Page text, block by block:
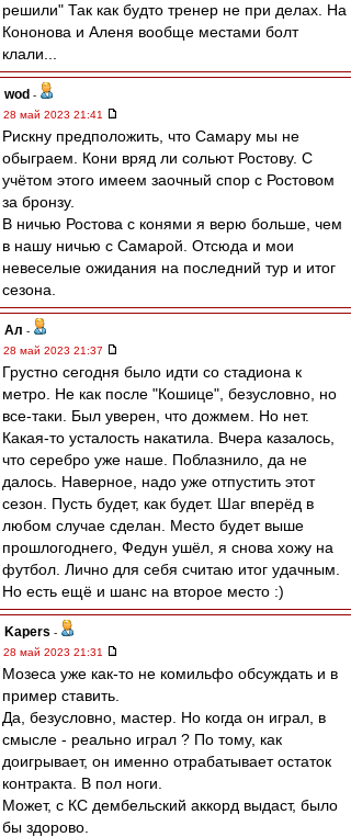
решили" Так как будто тренер не при делах. На
Кононова и Аленя вообще местами болт
клали...
wod -
28 май 2023 21:41
Рискну предположить, что Самару мы не
обыграем. Кони вряд ли сольют Ростову. С
учётом этого имеем заочный спор с Ростовом
за бронзу.
В ничью Ростова с конями я верю больше, чем
в нашу ничью с Самарой. Отсюда и мои
невеселые ожидания на последний тур и итог
сезона.
Ал -
28 май 2023 21:37
Грустно сегодня было идти со стадиона к
метро. Не как после "Кошице", безусловно, но
все-таки. Был уверен, что дожмем. Но нет.
Какая-то усталость накатила. Вчера казалось,
что серебро уже наше. Поблазнило, да не
далось. Наверное, надо уже отпустить этот
сезон. Пусть будет, как будет. Шаг вперёд в
любом случае сделан. Место будет выше
прошлогоднего, Федун ушёл, я снова хожу на
футбол. Лично для себя считаю итог удачным.
Но есть ещё и шанс на второе место :)
Kapers -
28 май 2023 21:31
Мозеса уже как-то не комильфо обсуждать и в
пример ставить.
Да, безусловно, мастер. Но когда он играл, в
смысле - реально играл ? По тому, как
доигрывает, он именно отрабатывает остаток
контракта. В пол ноги.
Может, с КС дембельский аккорд выдаст, было
бы здорово.